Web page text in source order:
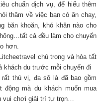
chuẩn dịch vụ, để hiểu thêm
thăm về việc bạn có ăn chay,
băn khoăn, khó khăn nào cho
cả đều làm cho chuyến
hơn.
chú trọng và hòa tất
khách du trước mỗi chuyến đi
rất thú vị, đa sô là đã bao gồm
mà du khách muốn mua
vui chơi giải trí tự trọn…